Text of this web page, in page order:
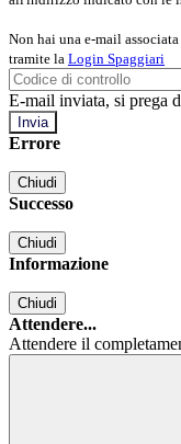
Non hai una e-mail
tramite la Login Spaggiari
E-mail inviata, si prega
Errore
Chiudi
Successo
Chiudi
Informazione
Chiudi
Attendere...
Attendere il